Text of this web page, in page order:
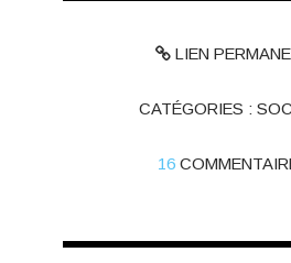
LIEN
CATÉGORIES :
16